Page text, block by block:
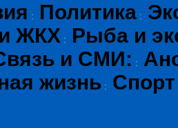
: Политика :
ЖКХ :
Рыба и
и СМИ: :
жизнь : Спорт